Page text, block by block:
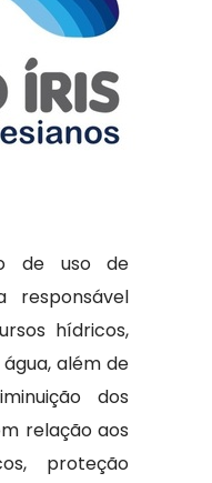
de uso de
responsável
hídricos,
além de
dos
relação aos
proteção